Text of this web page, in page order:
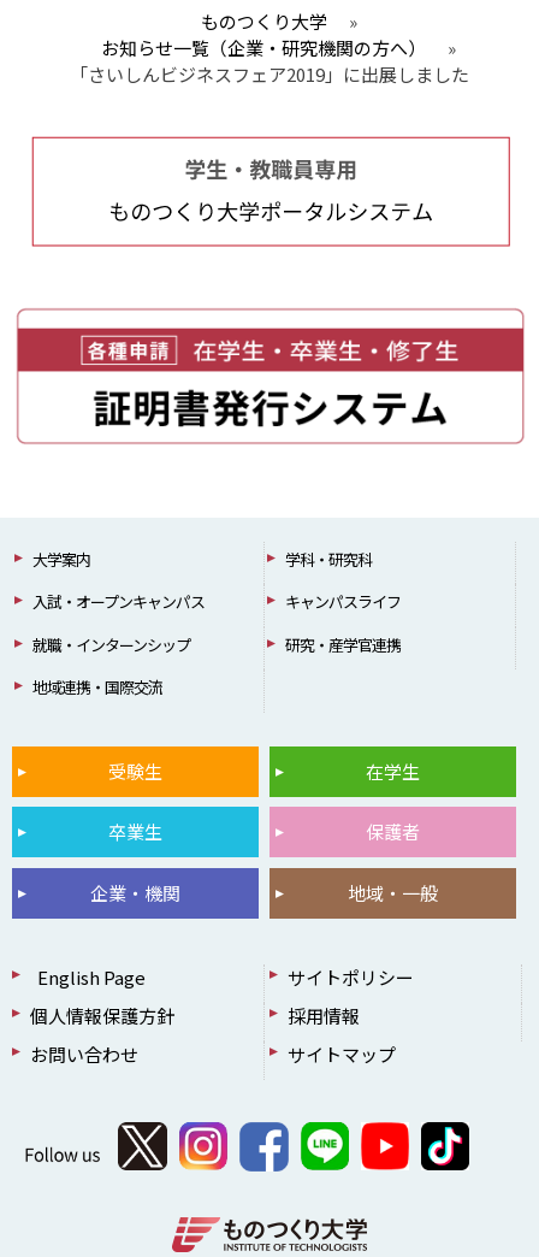
ものつくり大学
»
お知らせ一覧（企業・研究機関の方へ）
»
「さいしんビジネスフェア2019」に出展しました
大学案内
学科・研究科
入試・オープンキャンパス
キャンパスライフ
就職・インターンシップ
研究・産学官連携
地域連携・国際交流
受験生 在学生
卒業生 保護者
企業・機関 地域・一般
English Page
サイトポリシー
個人情報保護方針
採用情報
お問い合わせ
サイトマップ